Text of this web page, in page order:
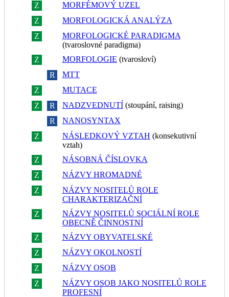
Z
MORFÉMOVÝ UZEL
Z
MORFOLOGICKÁ ANALÝZA
Z
MORFOLOGICKÉ PARADIGMA
(tvaroslovné paradigma)
Z
MORFOLOGIE (tvarosloví)
R
MTT
Z
MUTACE
Z
R NADZVEDNUTÍ(stoupání, raising)
R
NANOSYNTAX
Z
NÁSLEDKOVÝ VZTAH (konsekutivní
vztah)
Z
NÁSOBNÁ ČÍSLOVKA
Z
NÁZVY HROMADNÉ
Z
NÁZVY NOSITELŮ ROLE
CHARAKTERIZAČNÍ
Z
NÁZVY NOSITELŮ SOCIÁLNÍ ROLE
OBECNĚ ČINNOSTNÍ
Z
NÁZVY OBYVATELSKÉ
Z
NÁZVY OKOLNOSTÍ
Z
NÁZVY OSOB
Z
NÁZVY OSOB JAKO NOSITELŮ ROLE
PROFESNÍ